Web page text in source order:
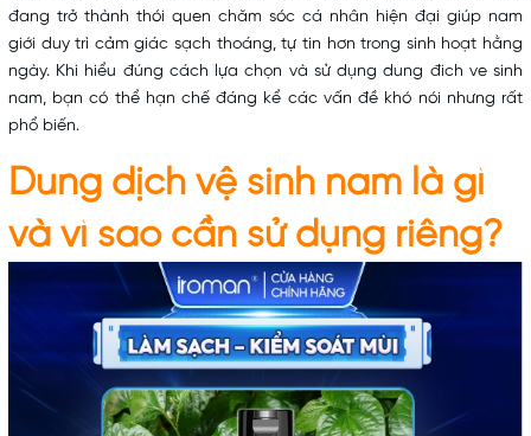
đang trở thành thói quen chăm sóc cá nhân hiện đại giúp nam
giới duy trì cảm giác sạch thoáng, tự tin hơn trong sinh hoạt hằng
ngày. Khi hiểu đúng cách lựa chọn và sử dụng dung đich ve sinh
nam, bạn có thể hạn chế đáng kể các vấn đề khó nói nhưng rất
phổ biến.
Dung dịch vệ sinh nam là gì
và vì sao cần sử dụng riêng?